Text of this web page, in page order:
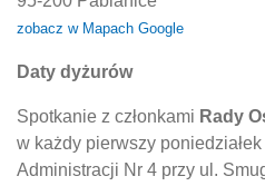
zobacz w Mapach Google
Daty dyżurów
Spotkanie z członkami Rady
w każdy pierwszy
Administracji Nr 4 przy ul.